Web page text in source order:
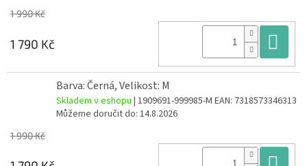
1 990 Kč
1 790 Kč
Barva: Černá, Velikost: M
Skladem v eshopu | 1909691-999985-M EAN: 7318573346313
Můžeme doručit do: 14.8.2026
1 990 Kč